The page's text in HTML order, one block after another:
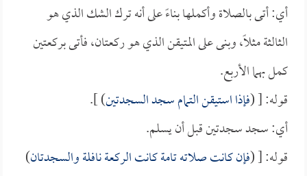
أي: أتى بالصلاة وأكملها بناءً على أنه ترك الشك الذي هو
الثالثة مثلاً، وبنى على المتيقن الذي هو ركعتان، فأتى بركعتين
كمل بهما الأربع.
قوله: [ (فإذا استيقن التمام سجد السجدتين) ].
أي: سجد سجدتين قبل أن يسلم.
قوله: [ (فإن كانت صلاته تامة كانت الركعة نافلة والسجدتان)